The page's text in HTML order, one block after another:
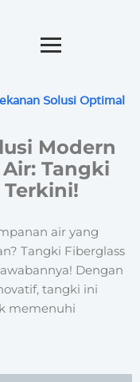
Solusi Optimal
Modern
Tangki
air yang
Tangki Fiberglass
Dengan
tangki ini
memenuhi